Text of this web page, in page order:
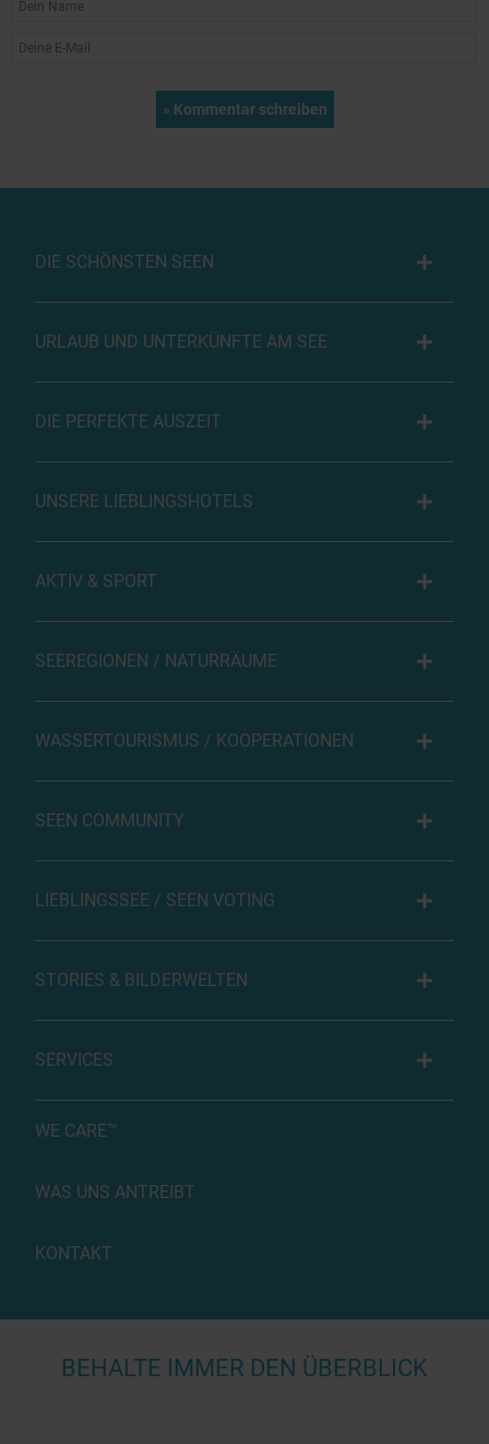
DIE SCHÖNSTEN SEEN
URLAUB UND UNTERKÜNFTE AM SEE
DIE PERFEKTE AUSZEIT
UNSERE LIEBLINGSHOTELS
AKTIV & SPORT
SEEREGIONEN / NATURRÄUME
WASSERTOURISMUS / KOOPERATIONEN
SEEN COMMUNITY
LIEBLINGSSEE / SEEN VOTING
STORIES & BILDERWELTEN
SERVICES
WE CARE™
WAS UNS ANTREIBT
KONTAKT
BEHALTE IMMER DEN ÜBERBLICK